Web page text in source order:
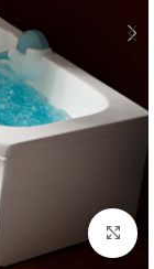
بزرگنمایی